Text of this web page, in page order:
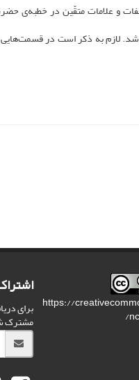
صفات و علامات متقّین در خطبه‌ی
لازم به ذکر است در قسمت‌هایی
https:// برای
مشترک